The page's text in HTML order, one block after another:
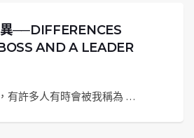
──DIFFERENCES
AND A LEADER
有許多人有時會被我稱為 …